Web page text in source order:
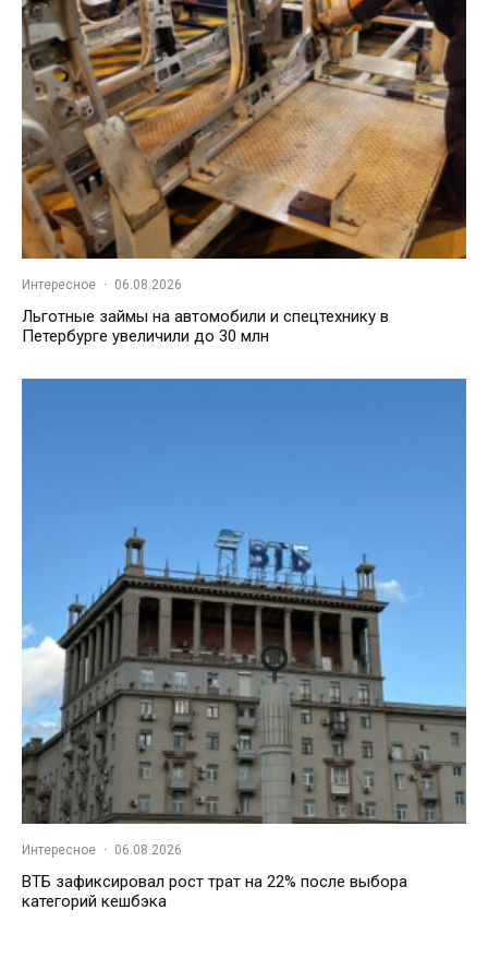
Интересное · 06.08.2026
Льготные займы на автомобили и спецтехнику в
Петербурге увеличили до 30 млн
Интересное · 06.08.2026
ВТБ зафиксировал рост трат на 22% после выбора
категорий кешбэка